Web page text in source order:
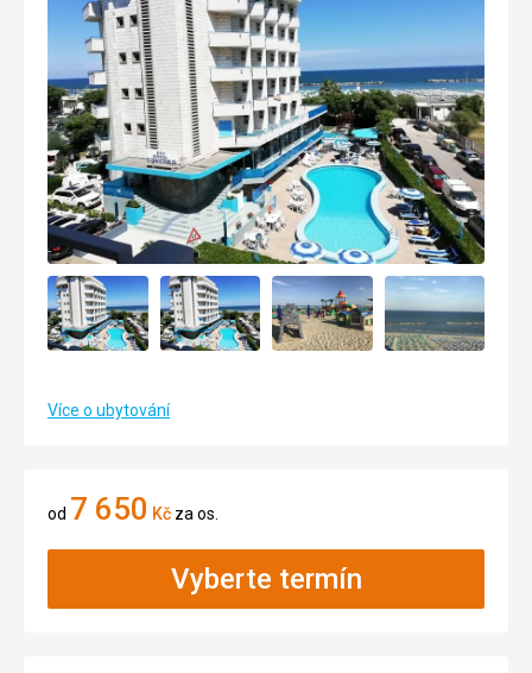
Více o ubytování
od 7 650 Kč za os.
Vyberte termín